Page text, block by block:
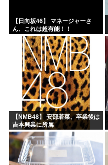
【日向坂46】 マネージャーさ
ん、これは超有能！！
【NMB48】 安部若菜、卒業後は
吉本興業に所属